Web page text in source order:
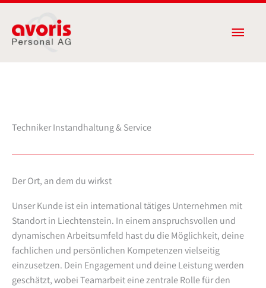
Inhalt
springen
Techniker Instandhaltung & Service
Der Ort, an dem du wirkst
Unser Kunde ist ein international tätiges Unternehmen mit
Standort in Liechtenstein. In einem anspruchsvollen und
dynamischen Arbeitsumfeld hast du die Möglichkeit, deine
fachlichen und persönlichen Kompetenzen vielseitig
einzusetzen. Dein Engagement und deine Leistung werden
geschätzt, wobei Teamarbeit eine zentrale Rolle für den